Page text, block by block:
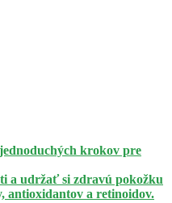
krokov pre
a udržať si zdravú pokožku
antioxidantov a retinoidov.